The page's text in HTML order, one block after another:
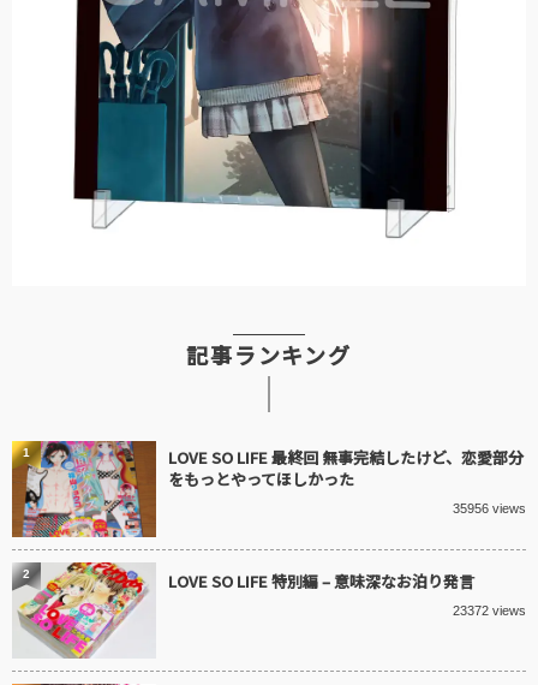
記事ランキング
LOVE SO LIFE 最終回 無事完結したけど、恋愛部分
をもっとやってほしかった
35956 views
1
LOVE SO LIFE 特別編 – 意味深なお泊り発言
23372 views
2